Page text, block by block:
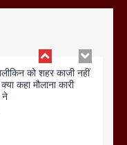
होकर बागपत में एक संत
अनशन की चेतावनी